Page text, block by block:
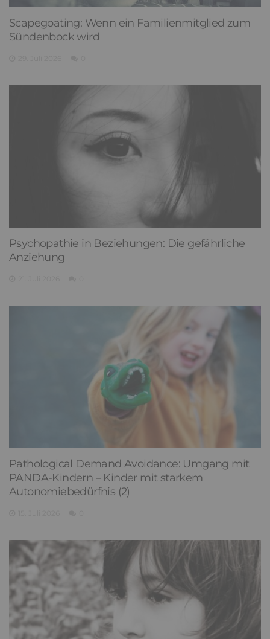
Scapegoating: Wenn ein Familienmitglied zum
Sündenbock wird
Psychopathie in Beziehungen: Die gefährliche
Anziehung
Pathological Demand Avoidance: Umgang mit
PANDA-Kindern – Kinder mit starkem
Autonomiebedürfnis (2)